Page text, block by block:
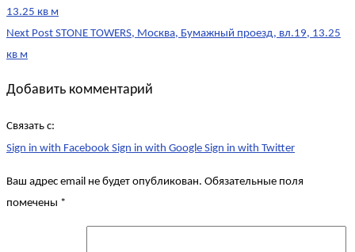
navigation
13.25 кв м
Next Post STONE TOWERS, Москва, Бумажный проезд, вл.19, 13.25
кв м
Добавить комментарий
Связать с:
Sign in with Facebook Sign in with Google Sign in with Twitter
Ваш адрес email не будет опубликован. Обязательные поля
помечены *